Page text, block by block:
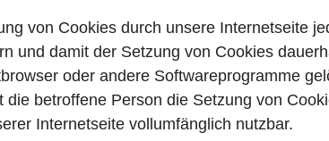
von Cookies durch unsere Internetseite
und damit der Setzung von Cookies
oder andere Softwareprogramme
betroffene Person die Setzung von
Internetseite vollumfänglich nutzbar.